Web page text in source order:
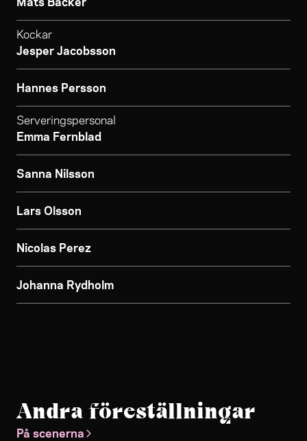
Kockar
Jesper Jacobsson
Hannes Persson
Serveringspersonal
Emma Fernblad
Sanna Nilsson
Lars Olsson
Nicolas Perez
Johanna Rydholm
Andra föreställningar
På scenerna